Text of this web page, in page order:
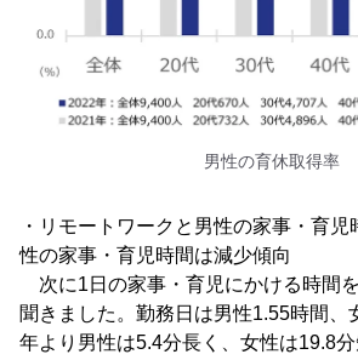
男性の育休取得率
・リモートワークと男性の家事・育
性の家事・育児時間は減少傾向
次に1日の家事・育児にかける時間
聞きました。勤務日は男性1.55時間、
年より男性は5.4分長く、女性は19.8